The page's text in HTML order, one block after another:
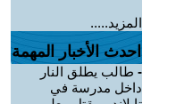
المزيد.....
احدث الأخبار المهمة
- طالب يطلق النار
داخل مدرسة في